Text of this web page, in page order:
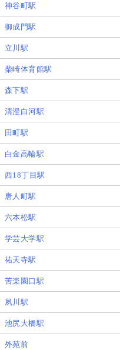
神谷町駅
御成門駅
立川駅
柴崎体育館駅
森下駅
清澄白河駅
田町駅
白金高輪駅
西18丁目駅
唐人町駅
六本松駅
学芸大学駅
祐天寺駅
苦楽園口駅
夙川駅
池尻大橋駅
外苑前